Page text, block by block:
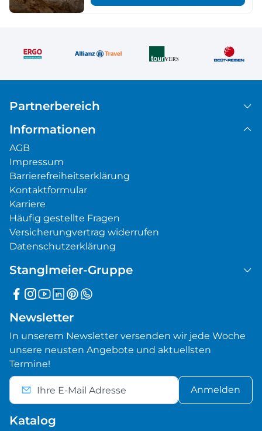
Partnerbereich
Informationen
AGB
Impressum
Barrierefreiheitserklärung
Kontaktformular
Karriere
Häufig gestellte Fragen
Versicherungvertrag widerrufen
Datenschutzerklärung
Stanglmeier-Gruppe
Newsletter
In unserem Newsletter versenden wir jede Woche
unsere neusten Angebote und aktuellsten
Termine!
Anmelden
Katalog